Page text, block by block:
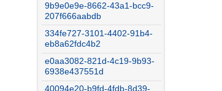
9b9e0e9e-8662-43a1-bcc9-
207f666aabdb
334fe727-3101-4402-91b4-
eb8a62fdc4b2
e0aa3082-821d-4c19-9b93-
6938e437551d
40094e20-b9fd-4fdb-8d39-